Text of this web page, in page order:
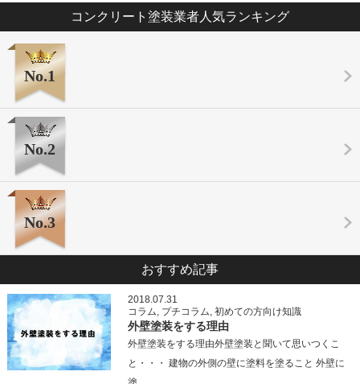
コンクリート塗装業者人気ランキング
No.1
No.2
No.3
おすすめ記事
2018.07.31
コラム, プチコラム,初めての方向け知識
外壁塗装をする理由
外壁塗装をする理由外壁塗装と聞いて思いつくこ
と・・・ 建物の外側の壁に塗料を塗ること 外壁に